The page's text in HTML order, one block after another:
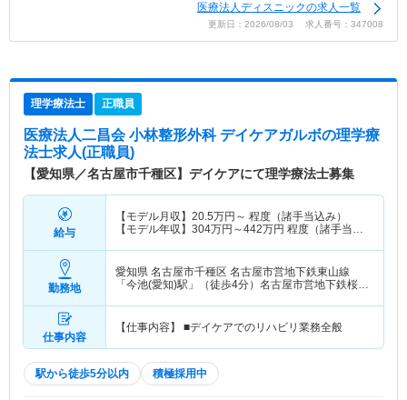
医療法人ディスニックの求人一覧
更新日：2026/08/03 求人番号：347008
理学療法士 正職員
医療法人二昌会 小林整形外科 デイケアガルボの理学療
法士求人(正職員)
【愛知県／名古屋市千種区】デイケアにて理学療法士募集
給与
【モデル月収】 20.5万円～ 程度（諸手当込み）
【モデル年収】 304万円～442万円 程度（諸手当込
勤務地
愛知県 名古屋市千種区 名古屋市営地下鉄東山線
「今池(愛知)駅」（徒歩4分）名古屋市営地下鉄桜通
仕事内容
【仕事内容】 ■デイケアでのリハビリ業務全般
駅から徒歩5分以内 積極採用中